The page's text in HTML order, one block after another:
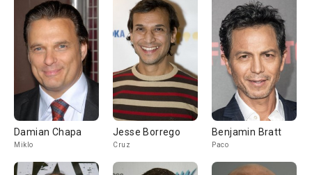
Damian Chapa
Miklo
Jesse Borrego
Cruz
Benjamin Bratt
Paco